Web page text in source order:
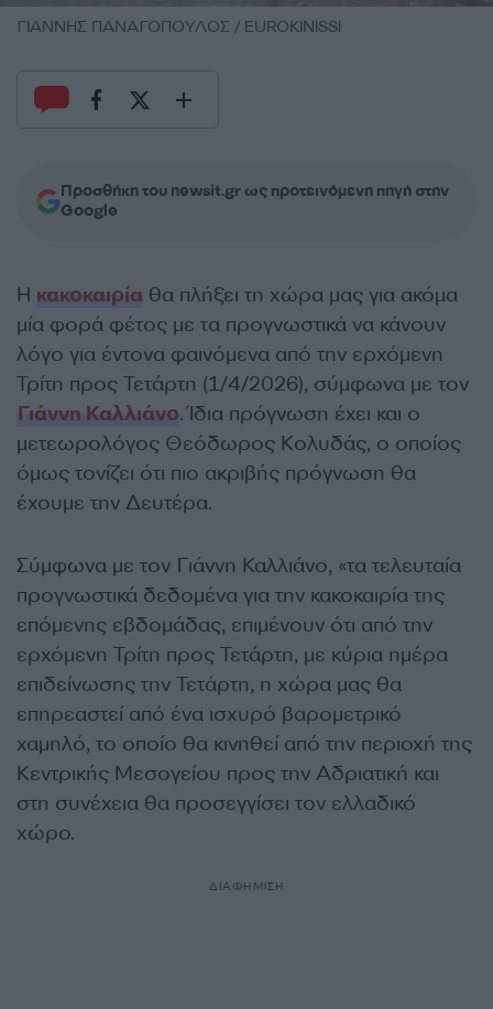
ΓΙΑΝΝΗΣ ΠΑΝΑΓΟΠΟΥΛΟΣ / EUROKINISSI
Προσθήκη του newsit.gr ως προτεινόμενη πηγή στην
Google
Η κακοκαιρία θα πλήξει τη χώρα μας για ακόμα
μία φορά φέτος με τα προγνωστικά να κάνουν
λόγο για έντονα φαινόμενα από την ερχόμενη
Τρίτη προς Τετάρτη (1/4/2026), σύμφωνα με τον
Γιάννη Καλλιάνο. Ίδια πρόγνωση έχει και ο
μετεωρολόγος Θεόδωρος Κολυδάς, ο οποίος
όμως τονίζει ότι πιο ακριβής πρόγνωση θα
έχουμε την Δευτέρα.
Σύμφωνα με τον Γιάννη Καλλιάνο, «τα τελευταία
προγνωστικά δεδομένα για την κακοκαιρία της
επόμενης εβδομάδας, επιμένουν ότι από την
ερχόμενη Τρίτη προς Τετάρτη, με κύρια ημέρα
επιδείνωσης την Τετάρτη, η χώρα μας θα
επηρεαστεί από ένα ισχυρό βαρομετρικό
χαμηλό, το οποίο θα κινηθεί από την περιοχή της
Κεντρικής Μεσογείου προς την Αδριατική και
στη συνέχεια θα προσεγγίσει τον ελλαδικό
χώρο.
ΔΙΑΦΗΜΙΣΗ